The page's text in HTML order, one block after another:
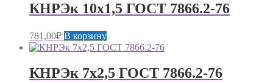
КНРЭк 10х1,5 ГОСТ 7866.2-76
781,00₽ В корзину
КНРЭк 7х2,5 ГОСТ 7866.2-76